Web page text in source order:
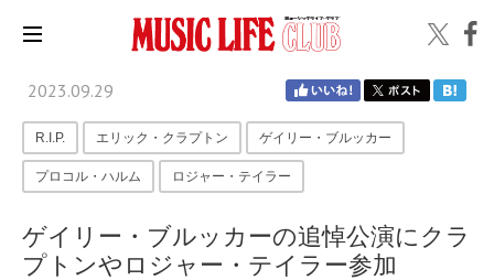
2023.09.29
R.I.P. エリック・クラプトン ゲイリー・ブルッカー
プロコル・ハルム ロジャー・テイラー
ゲイリー・ブルッカーの追悼公演にクラ
プトンやロジャー・テイラー参加